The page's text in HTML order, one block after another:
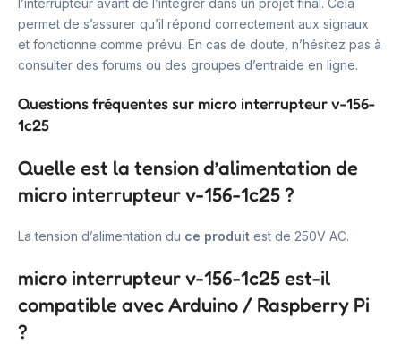
permet de s’assurer qu’il répond correctement aux signaux
et fonctionne comme prévu. En cas de doute, n’hésitez pas à
consulter des forums ou des groupes d’entraide en ligne.
Questions fréquentes sur micro interrupteur v-156-
1c25
Quelle est la tension d’alimentation de
micro interrupteur v-156-1c25 ?
La tension d’alimentation du ce produit est de 250V AC.
micro interrupteur v-156-1c25 est-il
compatible avec Arduino / Raspberry Pi
?